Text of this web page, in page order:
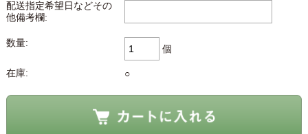
配送指定希望日などその
他備考欄:
数量:
個
在庫: ○